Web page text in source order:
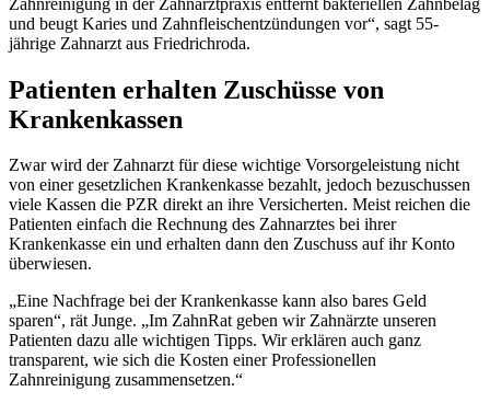
und beugt Karies und Zahnfleischentzündungen vor“, sagt 55-
jährige Zahnarzt aus Friedrichroda.
Patienten erhalten Zuschüsse von
Krankenkassen
Zwar wird der Zahnarzt für diese wichtige Vorsorgeleistung nicht
von einer gesetzlichen Krankenkasse bezahlt, jedoch bezuschussen
viele Kassen die PZR direkt an ihre Versicherten. Meist reichen die
Patienten einfach die Rechnung des Zahnarztes bei ihrer
Krankenkasse ein und erhalten dann den Zuschuss auf ihr Konto
überwiesen.
„Eine Nachfrage bei der Krankenkasse kann also bares Geld
sparen“, rät Junge. „Im ZahnRat geben wir Zahnärzte unseren
Patienten dazu alle wichtigen Tipps. Wir erklären auch ganz
transparent, wie sich die Kosten einer Professionellen
Zahnreinigung zusammensetzen.“